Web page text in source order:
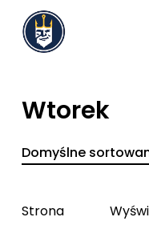
main
Wtorek
Domyślne
Strona